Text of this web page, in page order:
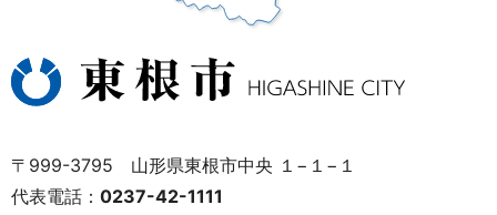
〒999-3795 山形県東根市中央 １−１−１
代表電話： 0237-42-1111